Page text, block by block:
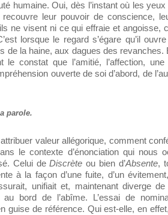
humaine. Oui, dès l’instant où les
recouvre leur pouvoir de conscience,
ne visent ni ce qui effraie et angoisse,
lorsque le regard s’égare qu’il
de la haine, aux dagues des revanches.
le constat que l’amitié, l’affection,
ouverte de soi d’abord, de
parole.
valeur allégorique, comment
le contexte d’énonciation qui nous
Celui deDiscrèteou bien d’Absente,
à la façon d’une fuite, d’un
unifiait et, maintenant diverge
au bord de l’abîme. L’essai de
guise de référence. Qui est-elle, en